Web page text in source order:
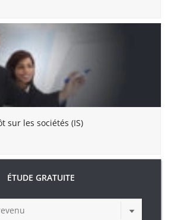
sur les sociétés (IS)
ÉTUDE GRATUITE